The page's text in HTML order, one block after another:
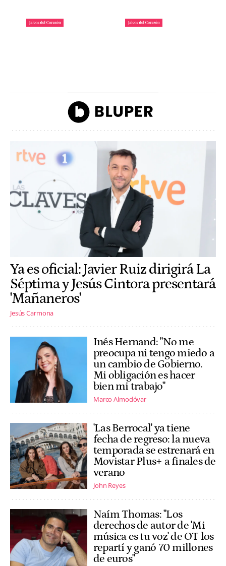
Ya es oficial: Javier Ruiz dirigirá La
Séptima y Jesús Cintora presentará
'Mañaneros'
Jesús Carmona
Inés Hernand: "No me
preocupa ni tengo miedo a
un cambio de Gobierno.
Mi obligación es hacer
bien mi trabajo"
Marco Almodóvar
'Las Berrocal' ya tiene
fecha de regreso: la nueva
temporada se estrenará en
Movistar Plus+ a finales de
verano
John Reyes
Naím Thomas: "Los
derechos de autor de 'Mi
música es tu voz' de OT los
repartí y ganó 70 millones
de euros"